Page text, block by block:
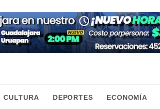
CULTURA DEPORTES ECONOMÍA